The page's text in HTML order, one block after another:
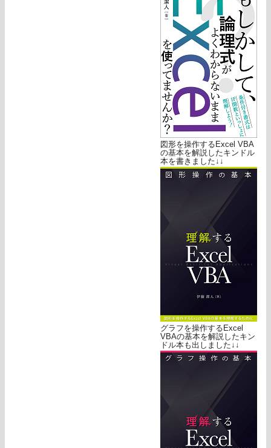
図形を操作するExcel VBA
の基本を解説したキンドル
本を書きました↓↓
グラフを操作するExcel
VBAの基本を解説したキン
ドル本も出しました↓↓